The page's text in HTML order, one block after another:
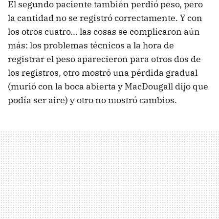
El segundo paciente también perdió peso, pero
la cantidad no se registró correctamente. Y con
los otros cuatro... las cosas se complicaron aún
más: los problemas técnicos a la hora de
registrar el peso aparecieron para otros dos de
los registros, otro mostró una pérdida gradual
(murió con la boca abierta y MacDougall dijo que
podía ser aire) y otro no mostró cambios.